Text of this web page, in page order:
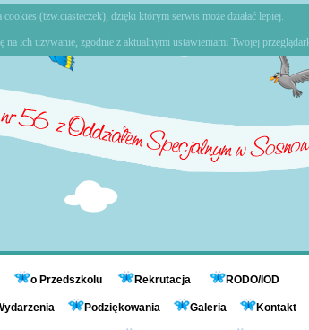
o Przedszkolu Rekrutacja RODO/IOD
Podziękowania Galeria Kontakt
cookies (tzw.ciasteczek), dzięki którym serwis może działać lepiej.
na ich używanie, zgodnie z aktualnymi ustawieniami Twojej